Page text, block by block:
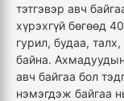
тэтгэвэр авч
хүрэхгүй бөгөөд
гурил, будаа,
байна. Ахмадуудын
авч байгаа бол
нэмэгдэж байгаа